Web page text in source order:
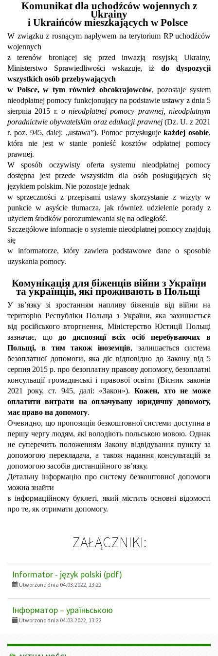
Komunikat dla uchodźców wojennych z
Ukrainy
i Ukraińców mieszkających w Polsce
W związku z rosnącym napływem na terytorium RP uchodźców
wojennych
z terenów broniącej się przed inwazją rosyjską Ukrainy,
Ministerstwo Sprawiedliwości wskazuje, iżdo dyspozycji
wszystkich osób przebywających
w Polsce, w tym również obcokrajowców, pozostaje system
nieodpłatnej pomocy funkcjonujący na podstawie ustawy z dnia 5
sierpnia 2015 r. o nieodpłatnej pomocy prawnej, nieodpłatnym
poradnictwie obywatelskim oraz edukacji prawnej (Dz. U. z 2021
r. poz. 945, dalej: „ustawa”). Pomoc przysługujekażdej osobie,
która nie jest w stanie ponieść kosztów odpłatnej pomocy
prawnej.
W sposób oczywisty oferta systemu nieodpłatnej pomocy
dostępna jest przede wszystkim dla osób posługujących się
językiem polskim. Nie pozostaje jednak
w sprzeczności z przepisami ustawy skorzystanie z wizyty w
punkcie w asyście tłumacza, jak również udzielenie porady z
użyciem środków porozumiewania się na odległość.
Szczegółowe informacje o systemie nieodpłatnej pomocy znajdują
się
w informatorze, który zawiera podstawowe dane o sposobie
uzyskania pomocy.
Комунікація для біженців війни з України
та українців, які проживають в Польщі
У зв’язку зі зростанням напливу біженців від війни на
територію Республіки Польща з України, яка захищається
від російського вторгнення, Міністерство Юстиції Польщі
зазначає, що до диспозицї всіх осіб перебуваючих в
Польщі, в тим також іноземців, залишається система
безоплатної допомоги, яка діє відповідно до Закону від 5
серпня 2015 р. про безоплатну правову допомогу, безоплатні
консульації громадянські і правової освіти (Вісник законів
2021 року, ст. 945, далі: «Закон»).Кожен, хто не може
оплатити витрати на оплачувану юридичну допомогу,
має право на допомогу.
Очевидно, що пропозиція безкоштовної системи доступна в
першу чергу людям, які володіють польською мовою. Однак
не суперечить положенням Закону відвідування пункту за
допомогою перекладача, а також надання консультацій за
допомогою засобів дистанційного зв’язку.
Детальну інформацію про систему безкоштовної допомоги
можна знайти
в інформаційному буклеті, який містить основні відомості
про те, як отримати допомогу.
ZAŁĄCZNIKI:
Informator - język polski (pdf)
Utworzono dnia 04.03.2022, 13:22
Інформатор – ураїньською
Utworzono dnia 04.03.2022, 13:22
Menu